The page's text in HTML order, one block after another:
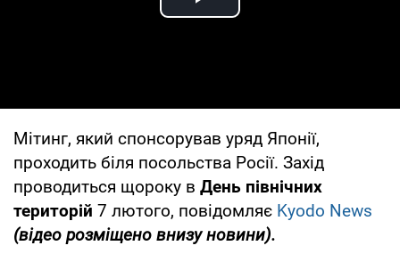
Play Video
Мітинг, який спонсорував уряд Японії,
проходить біля посольства Росії. Захід
проводиться щороку в День північних
територій 7 лютого, повідомляє Kyodo News
(відео розміщено внизу новини).